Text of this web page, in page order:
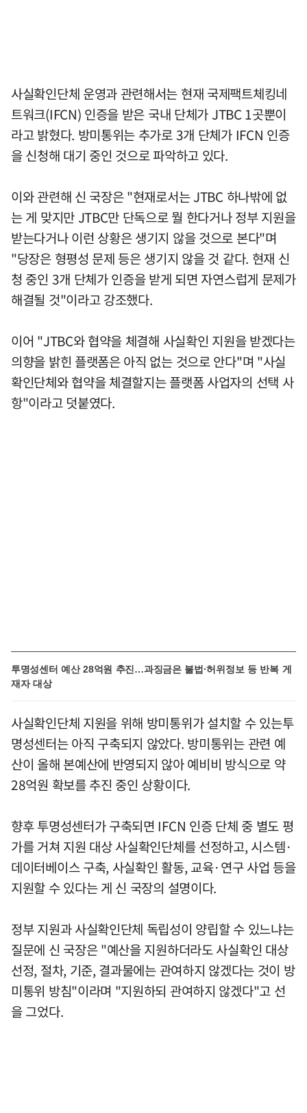
사실확인단체 운영과 관련해서는 현재 국제팩트체킹네
트워크(IFCN) 인증을 받은 국내 단체가 JTBC 1곳뿐이
라고 밝혔다. 방미통위는 추가로 3개 단체가 IFCN 인증
을 신청해 대기 중인 것으로 파악하고 있다.
이와 관련해 신 국장은 "현재로서는 JTBC 하나밖에 없
는 게 맞지만 JTBC만 단독으로 뭘 한다거나 정부 지원을
받는다거나 이런 상황은 생기지 않을 것으로 본다"며
"당장은 형평성 문제 등은 생기지 않을 것 같다. 현재 신
청 중인 3개 단체가 인증을 받게 되면 자연스럽게 문제가
해결될 것"이라고 강조했다.
이어 "JTBC와 협약을 체결해 사실확인 지원을 받겠다는
의향을 밝힌 플랫폼은 아직 없는 것으로 안다"며 "사실
확인단체와 협약을 체결할지는 플랫폼 사업자의 선택 사
항"이라고 덧붙였다.
투명성센터 예산 28억원 추진…과징금은 불법·허위정보 등 반복 게
재자 대상
사실확인단체 지원을 위해 방미통위가 설치할 수 있는투
명성센터는 아직 구축되지 않았다. 방미통위는 관련 예
산이 올해 본예산에 반영되지 않아 예비비 방식으로 약
28억원 확보를 추진 중인 상황이다.
향후 투명성센터가 구축되면 IFCN 인증 단체 중 별도 평
가를 거쳐 지원 대상 사실확인단체를 선정하고, 시스템·
데이터베이스 구축, 사실확인 활동, 교육·연구 사업 등을
지원할 수 있다는 게 신 국장의 설명이다.
정부 지원과 사실확인단체 독립성이 양립할 수 있느냐는
질문에 신 국장은 "예산을 지원하더라도 사실확인 대상
선정, 절차, 기준, 결과물에는 관여하지 않겠다는 것이 방
미통위 방침"이라며 "지원하되 관여하지 않겠다"고 선
을 그었다.